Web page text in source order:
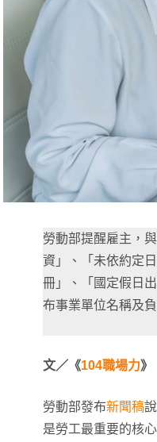
勞動部提醒雇主，
資」、「未依約定
冊」、「國定假日
布事業單位名稱及
文／《104職場力》
勞動部發布新聞稿
是勞工最重要的核